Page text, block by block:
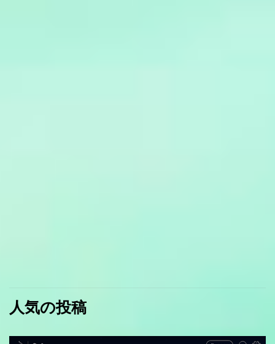
人気の投稿